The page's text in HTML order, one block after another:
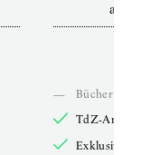
ab
—
Bücher online
TdZ-Artikel
Exklusive